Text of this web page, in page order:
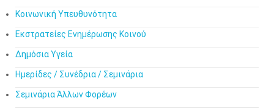
Κοινωνική Υπευθυνότητα
Εκστρατείες Ενημέρωσης Κοινού
Δημόσια Υγεία
Ημερίδες / Συνέδρια / Σεμινάρια
Σεμινάρια Άλλων Φορέων